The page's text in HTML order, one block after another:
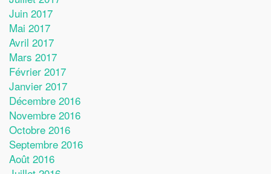
Juin 2017
Mai 2017
Avril 2017
Mars 2017
Février 2017
Janvier 2017
Décembre 2016
Novembre 2016
Octobre 2016
Septembre 2016
Août 2016